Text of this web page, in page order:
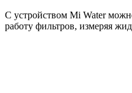
С устройством Mi Water
работу фильтров, измеряя